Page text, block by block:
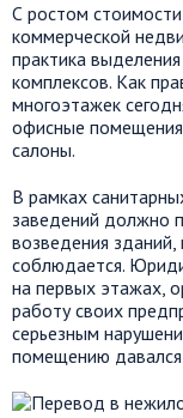
С ростом
коммерческой
практика
комплексов. Как
многоэтажек
офисные
салоны.
В рамках
заведений должно
возведения
соблюдается.
на первых этажах,
работу своих
серьезным
помещению давался